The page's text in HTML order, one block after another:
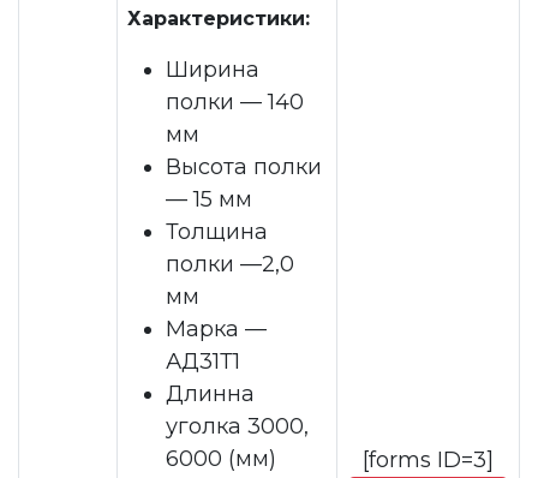
Характеристики:
Ширина
полки — 140
мм
Высота полки
— 15 мм
Толщина
полки —2,0
мм
Марка —
АД31Т1
Длинна
уголка 3000,
6000 (мм)
[forms ID=3]